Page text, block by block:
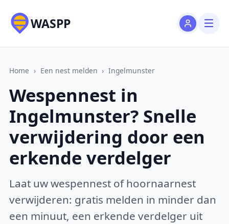
WASPP
Home › Een nest melden › Ingelmunster
Wespennest in
Ingelmunster? Snelle
verwijdering door een
erkende verdelger
Laat uw wespennest of hoornaarnest
verwijderen: gratis melden in minder dan
een minuut, een erkende verdelger uit